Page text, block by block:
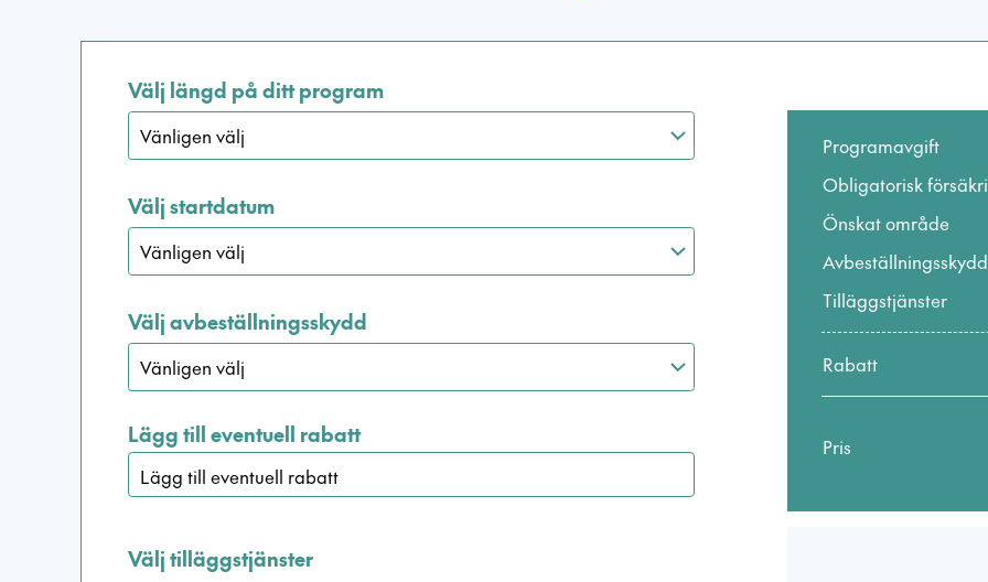
Välj längd på ditt program
Välj startdatum
Välj avbeställningsskydd
Lägg till eventuell rabatt
Välj tilläggstjänster
Programavgift
Obligatorisk
Önskat område
Avbeställningsskydd
Tilläggstjänster
Rabatt
Pris